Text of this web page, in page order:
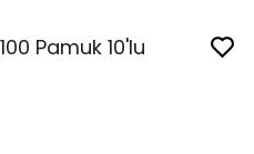
Pamuk 10'lu